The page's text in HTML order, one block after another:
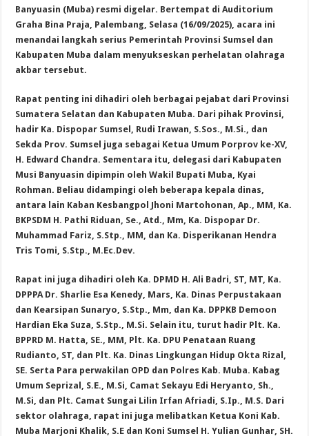
Banyuasin (Muba) resmi digelar. Bertempat di Auditorium
Graha Bina Praja, Palembang, Selasa (16/09/2025), acara ini
menandai langkah serius Pemerintah Provinsi Sumsel dan
Kabupaten Muba dalam menyukseskan perhelatan olahraga
akbar tersebut.
Rapat penting ini dihadiri oleh berbagai pejabat dari Provinsi
Sumatera Selatan dan Kabupaten Muba. Dari pihak Provinsi,
hadir Ka. Dispopar Sumsel, Rudi Irawan, S.Sos., M.Si., dan
Sekda Prov. Sumsel juga sebagai Ketua Umum Porprov ke-XV,
H. Edward Chandra. Sementara itu, delegasi dari Kabupaten
Musi Banyuasin dipimpin oleh Wakil Bupati Muba, Kyai
Rohman. Beliau didampingi oleh beberapa kepala dinas,
antara lain Kaban Kesbangpol Jhoni Martohonan, Ap., MM, Ka.
BKPSDM H. Pathi Riduan, Se., Atd., Mm, Ka. Dispopar Dr.
Muhammad Fariz, S.Stp., MM, dan Ka. Disperikanan Hendra
Tris Tomi, S.Stp., M.Ec.Dev.
Rapat ini juga dihadiri oleh Ka. DPMD H. Ali Badri, ST, MT, Ka.
DPPPA Dr. Sharlie Esa Kenedy, Mars, Ka. Dinas Perpustakaan
dan Kearsipan Sunaryo, S.Stp., Mm, dan Ka. DPPKB Demoon
Hardian Eka Suza, S.Stp., M.Si. Selain itu, turut hadir Plt. Ka.
BPPRD M. Hatta, SE., MM, Plt. Ka. DPU Penataan Ruang
Rudianto, ST, dan Plt. Ka. Dinas Lingkungan Hidup Okta Rizal,
SE. Serta Para perwakilan OPD dan Polres Kab. Muba. Kabag
Umum Seprizal, S.E., M.Si, Camat Sekayu Edi Heryanto, Sh.,
M.Si, dan Plt. Camat Sungai Lilin Irfan Afriadi, S.Ip., M.S. Dari
sektor olahraga, rapat ini juga melibatkan Ketua Koni Kab.
Muba Marjoni Khalik, S.E dan Koni Sumsel H. Yulian Gunhar, SH.